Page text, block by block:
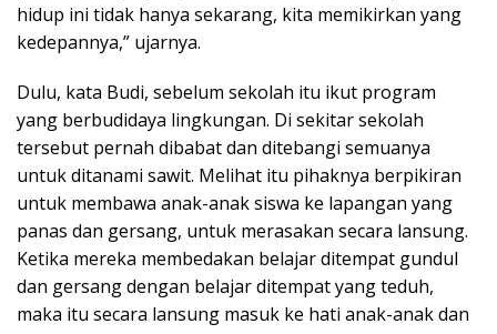
hidup ini tidak hanya sekarang, kita memikirkan yang
kedepannya,” ujarnya.
Dulu, kata Budi, sebelum sekolah itu ikut program
yang berbudidaya lingkungan. Di sekitar sekolah
tersebut pernah dibabat dan ditebangi semuanya
untuk ditanami sawit. Melihat itu pihaknya berpikiran
untuk membawa anak-anak siswa ke lapangan yang
panas dan gersang, untuk merasakan secara lansung.
Ketika mereka membedakan belajar ditempat gundul
dan gersang dengan belajar ditempat yang teduh,
maka itu secara lansung masuk ke hati anak-anak dan